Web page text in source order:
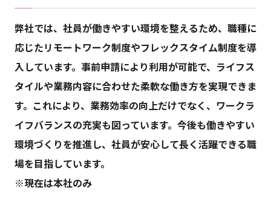
弊社では、社員が働きやすい環境を整えるため、職種に
応じたリモートワーク制度やフレックスタイム制度を導
入しています。事前申請により利用が可能で、ライフス
タイルや業務内容に合わせた柔軟な働き方を実現できま
す。これにより、業務効率の向上だけでなく、ワークラ
イフバランスの充実も図っています。今後も働きやすい
環境づくりを推進し、社員が安心して長く活躍できる職
場を目指しています。
※現在は本社のみ